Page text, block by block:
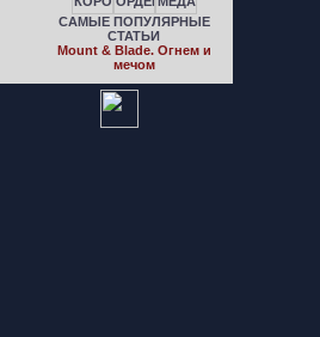
САМЫЕ ПОПУЛЯРНЫЕ
СТАТЬИ
Mount & Blade. Огнем и
мечом